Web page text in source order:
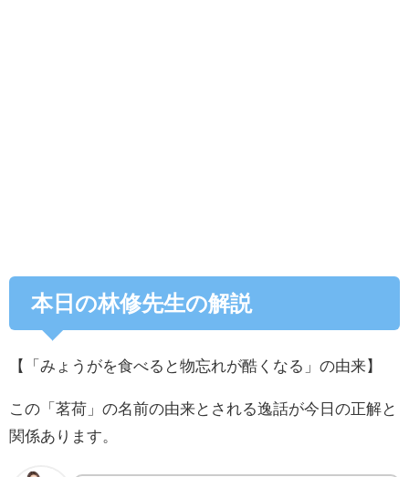
本日の林修先生の解説
【「みょうがを食べると物忘れが酷くなる」の由来】
この「茗荷」の名前の由来とされる逸話が今日の正解と
関係あります。